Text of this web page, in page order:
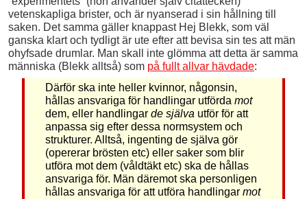
vetenskapliga brister, och är nyanserad i sin hållning till
saken. Det samma gäller knappast Hej Blekk, som väl
ganska klart och tydligt är ute efter att bevisa sin tes att män
ohyfsade drumlar. Man skall inte glömma att detta är samma
människa (Blekk alltså) som på fullt allvar hävdade:
Därför ska inte heller kvinnor, någonsin,
hållas ansvariga för handlingar utförda mot
dem, eller handlingar de själva utför för att
anpassa sig efter dessa normsystem och
strukturer. Alltså, ingenting de själva gör
(opererar brösten etc) eller saker som blir
utföra mot dem (våldtäkt etc) ska de hållas
ansvariga för. Män däremot ska personligen
hållas ansvariga för att utföra handlingar mot